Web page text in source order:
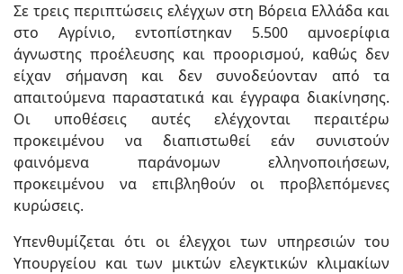
Σε τρεις περιπτώσεις ελέγχων στη Βόρεια Ελλάδα και
στο Αγρίνιο, εντοπίστηκαν 5.500 αμνοερίφια
άγνωστης προέλευσης και προορισμού, καθώς δεν
είχαν σήμανση και δεν συνοδεύονταν από τα
απαιτούμενα παραστατικά και έγγραφα διακίνησης.
Οι υποθέσεις αυτές ελέγχονται περαιτέρω
προκειμένου να διαπιστωθεί εάν συνιστούν
φαινόμενα παράνομων ελληνοποιήσεων,
προκειμένου να επιβληθούν οι προβλεπόμενες
κυρώσεις.
Υπενθυμίζεται ότι οι έλεγχοι των υπηρεσιών του
Υπουργείου και των μικτών ελεγκτικών κλιμακίων